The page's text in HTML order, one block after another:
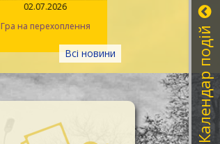
Всі новини
02.07.2026
Гра на перехоплення
14.06.2026
Іван Миколайчук –
українськогоКалендар подій